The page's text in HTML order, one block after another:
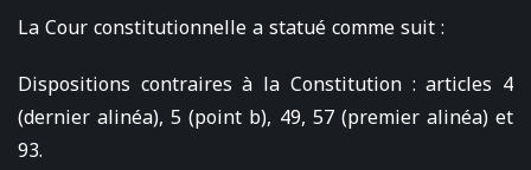
La Cour constitutionnelle a statué comme suit :
Dispositions contraires à la Constitution : articles 4
(dernier alinéa), 5 (point b), 49, 57 (premier alinéa) et
93.